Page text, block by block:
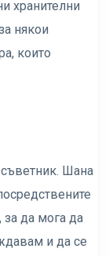
хранителни
някои
които
Шана
да мога да
и да се